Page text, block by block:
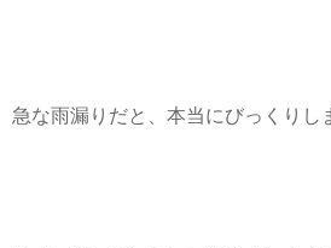
急な雨漏りだと、本当にびっくりし